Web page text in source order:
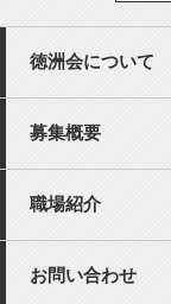
徳洲会について
募集概要
職場紹介
お問い合わせ